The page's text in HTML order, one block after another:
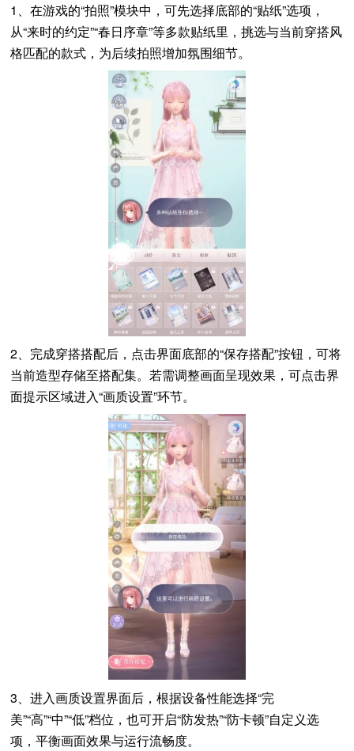
1、在游戏的“拍照”模块中，可先选择底部的“贴纸”选项，
从“来时的约定”“春日序章”等多款贴纸里，挑选与当前穿搭风
格匹配的款式，为后续拍照增加氛围细节。
2、完成穿搭搭配后，点击界面底部的“保存搭配”按钮，可将
当前造型存储至搭配集。若需调整画面呈现效果，可点击界
面提示区域进入“画质设置”环节。
3、进入画质设置界面后，根据设备性能选择“完
美”“高”“中”“低”档位，也可开启“防发热”“防卡顿”自定义选
项，平衡画面效果与运行流畅度。